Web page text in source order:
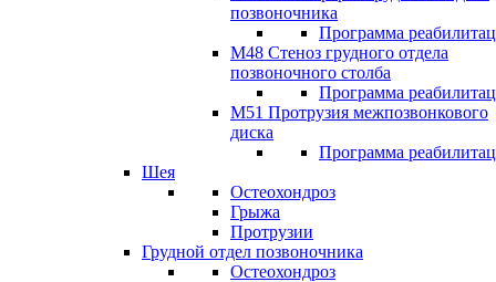
позвоночника
Программа
M48 Стеноз грудного отдела
позвоночного столба
Программа
М51 Протрузия межпозвонкового
диска
Программа
Шея
Остеохондроз
Грыжа
Протрузии
Грудной отдел позвоночника
Остеохондроз